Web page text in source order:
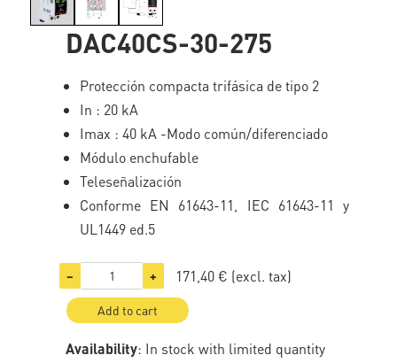
DAC40CS-30-275
Protección compacta trifásica de tipo 2
In : 20 kA
Imax : 40 kA -Modo común/diferenciado
Módulo enchufable
Teleseñalización
Conforme EN 61643-11, IEC 61643-11 y
UL1449 ed.5
− + 171,40 € (excl. tax)
Add to cart
Availability: In stock with limited quantity